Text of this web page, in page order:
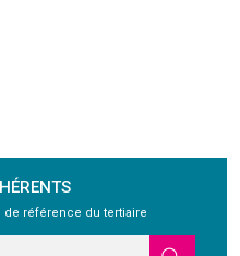
référence du tertiaire